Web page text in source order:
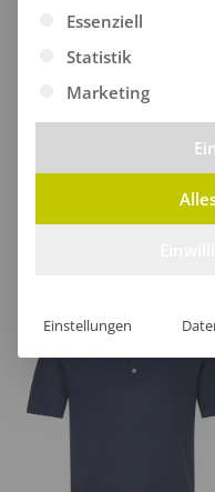
Kombi
Es folgt eine Liste
Essenziell
Statistik
Marketing
Einstellungen